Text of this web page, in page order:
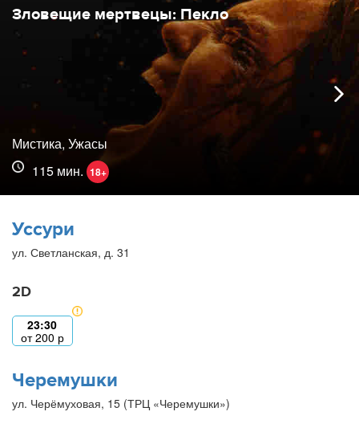
Зловещие мертвецы: Пекло
Мистика, Ужасы
115 мин. 18+
Уссури
ул. Светланская, д. 31
2D
23:30
от200 р
Черемушки
ул. Черёмуховая, 15 (ТРЦ «Черемушки»)